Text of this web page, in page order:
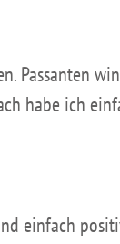
Passanten
habe ich
einfach